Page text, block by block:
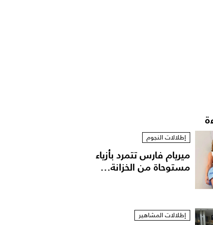
إطلالات النجوم
ميريام فارس تتمرد بأزياء
مستوحاة من الخزانة...
إطلالات المشاهير